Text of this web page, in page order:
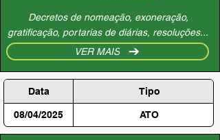
Decretos de nomeação, exoneração,
gratificação, portarias de diárias, resoluções...
VER MAIS
Data Tipo
08/04/2025 ATO